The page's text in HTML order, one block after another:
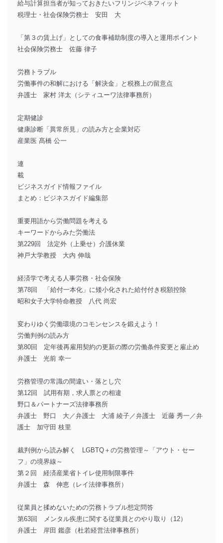
給与計算担当者が知っておきたいフリンジベネフィット
税理士・社会保険労務士 安田 大
「第３の賃上げ」としての食事補助制度の導入と運用ポイント
社会保険労務士 佐藤 律子
労務トラブル
労働事件の和解における「解決金」と税務上の留意点
弁護士 家村 洋太（シティユーワ法律事務所）
定期健診
健康診断「異常所見」の読み方と企業対応
産業医 髙橋 公一
連
ビジネスガイド情報ファイル
まとめ：ビジネスガイド編集部
重要用語から労働問題を考える
キーワードからみた労働法
第229回 法定外（上乗せ）介護休業
神戸大学教授 大内 伸哉
経済学で考える人事労務・社会保険
第78回 「給付一本化」に矮小化された給付付き税額控除
昭和女子大学特命教授 八代 尚宏
変わりゆく労働環境のコモンセンスを鍛えよう！
労働判例の読み方
第80回 定年後再雇用契約の更新の際の労働条件変更と雇止め
弁護士 光前 幸一
労務管理の常識の間違い・落とし穴
第12回 試用有期，求人票との相違
野口＆パートナーズ法律事務所
弁護士 野口 大／弁護士 大浦 綾子／弁護士 近藤 秀一／弁
護士 加守田 枝里
裁判例から読み解く LGBTQ＋の労務管理～「アウト・セー
フ」の境界線～
第２回 経済産業省トイレ使用制限事件
弁護士 森 伸恵（レイ法律事務所）
従業員と揉めないための労務トラブル想定問答
第63回 メンタル疾患に関する従業員とのやり取り（12）
弁護士 岸田 鑑彦（杜若経営法律事務所）